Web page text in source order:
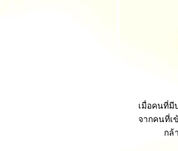
เมื่อคนที่มี
จากคนที่เ
กล้